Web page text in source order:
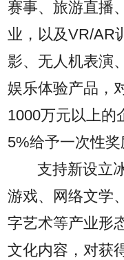
赛事、旅游直播
业，以及VR/AR
影、无人机表演
娱乐体验产品，
1000万元以上的
5%给予一次性奖
支持新设立
游戏、网络文学
字艺术等产业形
文化内容，对获